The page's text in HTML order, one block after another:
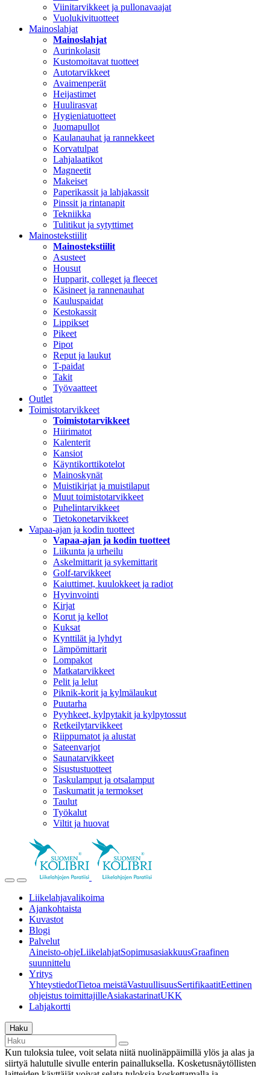
Viinitarvikkeet ja pullonavaajat
Vuolukivituotteet
Mainoslahjat
Mainoslahjat
Aurinkolasit
Kustomoitavat tuotteet
Autotarvikkeet
Avaimenperät
Heijastimet
Huulirasvat
Hygieniatuotteet
Juomapullot
Kaulanauhat ja rannekkeet
Korvatulpat
Lahjalaatikot
Magneetit
Makeiset
Paperikassit ja lahjakassit
Pinssit ja rintanapit
Tekniikka
Tulitikut ja sytyttimet
Mainostekstiilit
Mainostekstiilit
Asusteet
Housut
Hupparit, colleget ja fleecet
Käsineet ja rannenauhat
Kauluspaidat
Kestokassit
Lippikset
Pikeet
Pipot
Reput ja laukut
T-paidat
Takit
Työvaatteet
Outlet
Toimistotarvikkeet
Toimistotarvikkeet
Hiirimatot
Kalenterit
Kansiot
Käyntikorttikotelot
Mainoskynät
Muistikirjat ja muistilaput
Muut toimistotarvikkeet
Puhelintarvikkeet
Tietokonetarvikkeet
Vapaa-ajan ja kodin tuotteet
Vapaa-ajan ja kodin tuotteet
Liikunta ja urheilu
Askelmittarit ja sykemittarit
Golf-tarvikkeet
Kaiuttimet, kuulokkeet ja radiot
Hyvinvointi
Kirjat
Korut ja kellot
Kuksat
Kynttilät ja lyhdyt
Lämpömittarit
Lompakot
Matkatarvikkeet
Pelit ja lelut
Piknik-korit ja kylmälaukut
Puutarha
Pyyhkeet, kylpytakit ja kylpytossut
Retkeilytarvikkeet
Riippumatot ja alustat
Sateenvarjot
Saunatarvikkeet
Sisustustuotteet
Taskulamput ja otsalamput
Taskumatit ja termokset
Taulut
Työkalut
Viltit ja huovat
Liikelahjavalikoima
Ajankohtaista
Kuvastot
Blogi
Palvelut
Aineisto-ohjeLiikelahjatSopimusasiakkuusGraafinen
suunnittelu
Yritys
YhteystiedotTietoa meistäVastuullisuusSertifikaatitEettinen
ohjeistus toimittajilleAsiakastarinatUKK
Lahjakortti
Haku
Kun tuloksia tulee, voit selata niitä nuolinäppäimillä ylös ja alas ja
siirtyä halutulle sivulle enterin painalluksella. Kosketusnäytöllisten